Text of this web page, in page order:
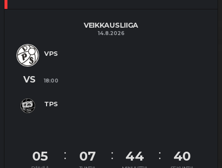
VEIKKAUSLIIGA
14.8.2026
VPS
TPS
VS 18:00
05 07 44 40